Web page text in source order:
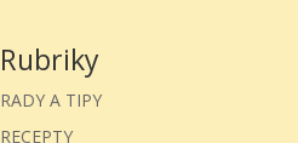
Rubriky
RADY A TIPY
RECEPTY